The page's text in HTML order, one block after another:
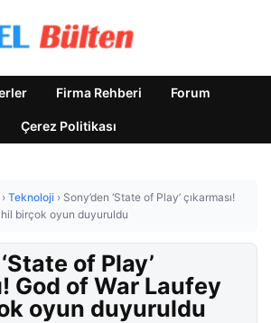
Firma Rehberi Forum
Çerez Politikası
› Teknoloji › Sony’den ‘State of Play’ çıkarması!
birçok oyun duyuruldu
of Play’
God of War Laufey
oyun duyuruldu